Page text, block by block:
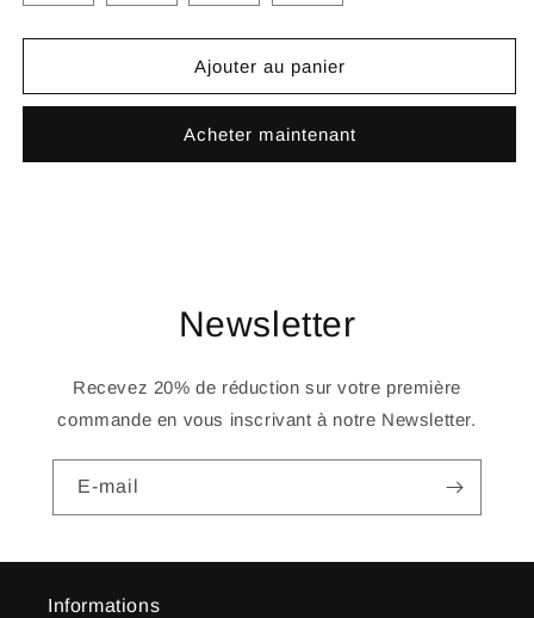
Ajouter au panier
Acheter maintenant
Newsletter
Recevez 20% de réduction sur votre première
commande en vous inscrivant à notre Newsletter.
E-mail
Informations